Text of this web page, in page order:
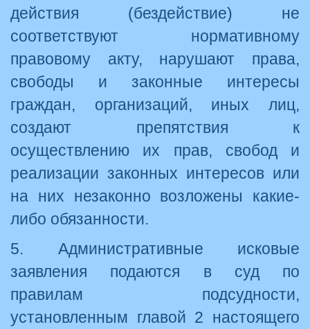
действия (бездействие) не
соответствуют нормативному
правовому акту, нарушают права,
свободы и законные интересы
граждан, организаций, иных лиц,
создают препятствия к
осуществлению их прав, свобод и
реализации законных интересов или
на них незаконно возложены какие-
либо обязанности.
5. Административные исковые
заявления подаются в суд по
правилам подсудности,
установленным главой 2 настоящего